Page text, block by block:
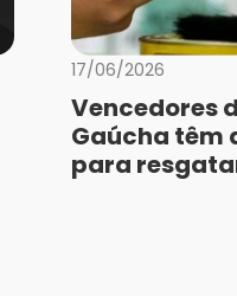
17/06/2026
Vencedores
Gaúcha têm
para